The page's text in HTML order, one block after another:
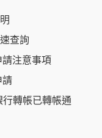
查詢
注意事項
請
行轉帳已轉帳通